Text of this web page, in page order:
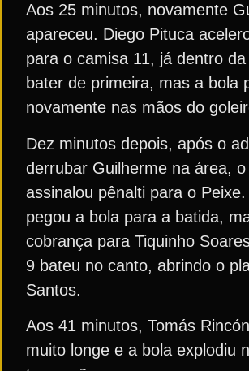
Aos 25 minutos, novamente
apareceu. Diego Pituca
para o camisa 11, já dentro
bater de primeira, mas a bola
novamente nas mãos do
Dez minutos depois, após o
derrubar Guilherme na área,
assinalou pênalti para o
pegou a bola para a batida,
cobrança para Tiquinho
9 bateu no canto, abrindo o
Santos.
Aos 41 minutos, Tomás
muito longe e a bola explodiu